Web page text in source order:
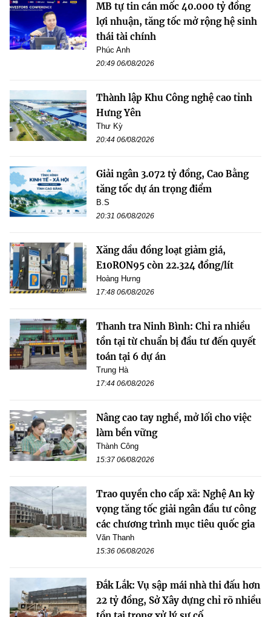
MB tự tin cán mốc 40.000 tỷ đồng
lợi nhuận, tăng tốc mở rộng hệ sinh
thái tài chính
Phúc Anh
20:49 06/08/2026
Thành lập Khu Công nghệ cao tỉnh
Hưng Yên
Thư Kỳ
20:44 06/08/2026
Giải ngân 3.072 tỷ đồng, Cao Bằng
tăng tốc dự án trọng điểm
B.S
20:31 06/08/2026
Xăng dầu đồng loạt giảm giá,
E10RON95 còn 22.324 đồng/lít
Hoàng Hưng
17:48 06/08/2026
Thanh tra Ninh Bình: Chỉ ra nhiều
tồn tại từ chuẩn bị đầu tư đến quyết
toán tại 6 dự án
Trung Hà
17:44 06/08/2026
Nâng cao tay nghề, mở lối cho việc
làm bền vững
Thành Công
15:37 06/08/2026
Trao quyền cho cấp xã: Nghệ An kỳ
vọng tăng tốc giải ngân đầu tư công
các chương trình mục tiêu quốc gia
Văn Thanh
15:36 06/08/2026
Đắk Lắk: Vụ sập mái nhà thi đấu hơn
22 tỷ đồng, Sở Xây dựng chỉ rõ nhiều